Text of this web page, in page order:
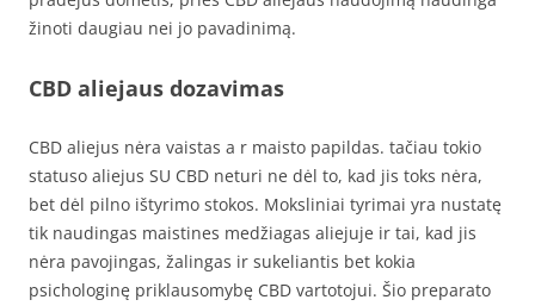
žinoti daugiau nei jo pavadinimą.
CBD aliejaus dozavimas
CBD aliejus nėra vaistas a r maisto papildas. tačiau tokio
statuso aliejus SU CBD neturi ne dėl to, kad jis toks nėra,
bet dėl pilno ištyrimo stokos. Moksliniai tyrimai yra nustatę
tik naudingas maistines medžiagas aliejuje ir tai, kad jis
nėra pavojingas, žalingas ir sukeliantis bet kokia
psichologinę priklausomybę CBD vartotojui. Šio preparato